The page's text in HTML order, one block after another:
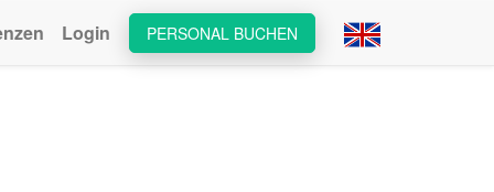
PERSONAL BUCHEN
Login